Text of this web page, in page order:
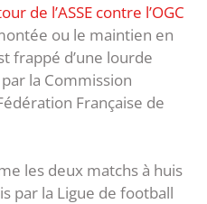
de l’ASSE contre l’OGC
ou le maintien en
frappé d’une lourde
la Commission
Française de
les deux matchs à huis
par la Ligue de football